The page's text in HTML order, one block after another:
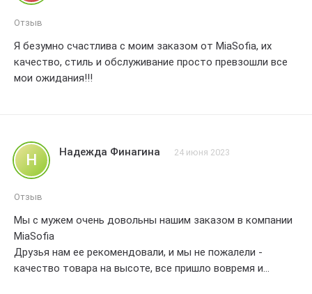
Отзыв
Я безумно счастлива с моим заказом от MiaSofia, их
качество, стиль и обслуживание просто превзошли все
мои ожидания!!!
Н Надежда Финагина 24 июня 2023
Отзыв
Мы с мужем очень довольны нашим заказом в компании
MiaSofia
Друзья нам ее рекомендовали, и мы не пожалели -
качество товара на высоте, все пришло вовремя и